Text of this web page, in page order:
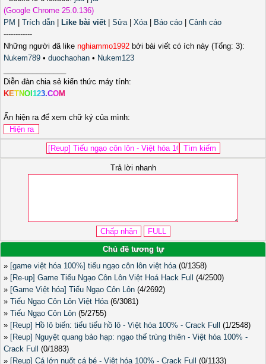
(Google Chrome 25.0.136)
PM
Trích dẫn Like bài viết| Sửa| Xóa| Báo cáo
Cảnh cáo
------------
Những người đã like nghiammo1992 bởi bài viết có ích này (Tổng: 3):
Nukem789 • duochaohan • Nukem123
Diễn đàn chia sẻ kiến thức máy tính:
KETNO 123.COM
Ấn hiện ra để xem chữ ký của mình:
Trả lời nhanh
Chủ đề tương tự
» [game việt hóa 100%] tiếu ngạo côn lôn việt hóa(0/1358)
» [Re-up] Game Tiếu Ngạo Côn Lôn Việt Hoá Hack Full
(4/2500)
» [Game Việt hóa] Tiếu Ngạo Côn Lôn (4/2692)
» Tiếu Ngạo Côn Lôn Việt Hóa(6/3081)
» Tiếu Ngạo Côn Lôn (5/2755)
» [Reup] Hồ lô biến: tiểu tiểu hồ lô - Việt hóa 100% - Crack Full
(1/2548)
» [Reup] Nguyệt quang bảo hạp: ngạo thế trùng thiên - Việt hóa 100% -
Crack Full
(0/1883)
» [Reup] Cá lớn nuốt cá bé - Việt hóa 100% - Crack Full (0/1133)